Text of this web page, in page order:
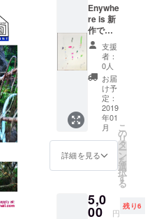
TEMPORE
PTUJ 2021
審査員特別
賞 (PTUJ, ス
ロベニ ア)、
「第13回紙
のアート
フェスティ
バル・大
賞」 (ふじ・
紙のアート
ム、静岡)、
「第6回
Enywhe
re is 新
作で
す。
23×19c
m 紙に
インク
紙の状
態での
お渡し
です。
支援
者：
0人
お届
け予
定：
2019
年01
月
詳細を見る
こ
の
リ
タ
ー
ン
を
選
択
す
る
5,0
00 円
残り6